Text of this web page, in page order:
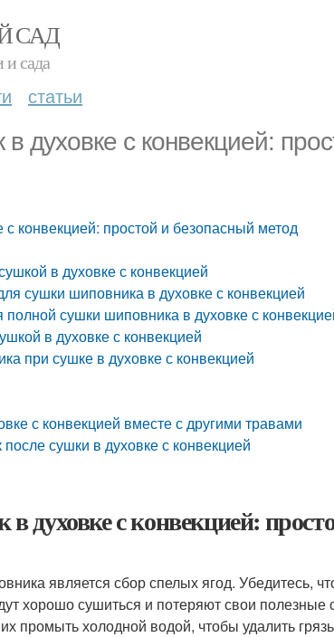
САД
и сада
статьи
духовке с конвекцией:
конвекцией: простой и безопасный метод
в духовке с конвекцией
сушки шиповника в духовке с конвекцией
сушки шиповника в духовке с
в духовке с конвекцией
при сушке в духовке с конвекцией
с конвекцией вместе с другими травами
сушки в духовке с конвекцией
с конвекцией:
является сбор спелых ягод. Убедитесь,
хорошо сушиться и потеряют свои полезные
промыть холодной водой, чтобы удалить